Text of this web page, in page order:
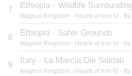
7 Ethiopia - Wildlife
Magnus Ringblom - Hearts of Iron IV - By Blood
8 Ethiopia - Safer Grounds
Magnus Ringblom - Hearts of Iron IV - By Blood
9 Italy - La Marcia Die Soldati
Magnus Ringblom - Hearts of Iron IV - By Blood